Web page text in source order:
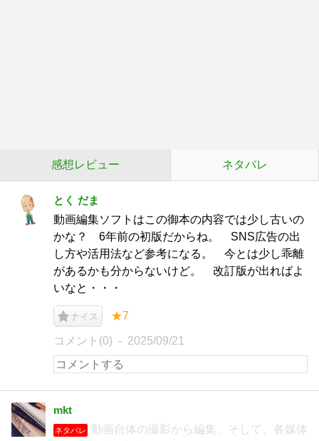
感想レビュー ネタバレ
とく だま
動画編集ソフトはこの御本の内容では少し古いの
かな？ 6年前の初版だからね。 SNS広告の出
し方や活用法など参考になる。 今とは少し乖離
があるかも分からないけど。 改訂版が出ればよ
いなと・・・
ナイス ★7
コメント(0) 2025/09/21
mkt
ネタバレ
動画自体の撮影から編集、そして、各媒体